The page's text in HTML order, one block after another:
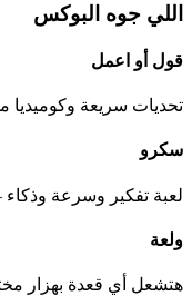
اللي جوه البوكس
قول أو اعمل
تحديات سريعة وكوميديا
سكرو
لعبة تفكير وسرعة
ولعة
هتشعل أي قعدة بهزار